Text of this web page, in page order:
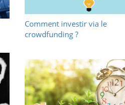
Comment investir via le
crowdfunding ?